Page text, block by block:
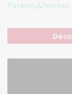
Patients&Proches.